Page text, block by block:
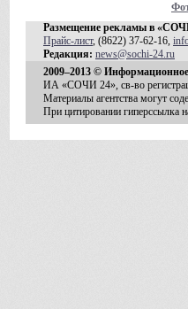
Размещение рекламы в
Прайс-лист, (8622) 37-62-16,
Редакция: news@sochi-24.ru
2009–2013 ©
ИА «СОЧИ 24», св-во
Материалы агентства могут
При цитировании гиперссылка